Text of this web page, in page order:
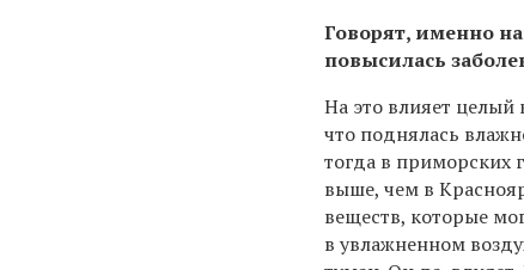
Говорят, именно
повысилась
На это влияет
что поднялась
тогда в приморских
выше, чем в
веществ, которые
в увлажненном